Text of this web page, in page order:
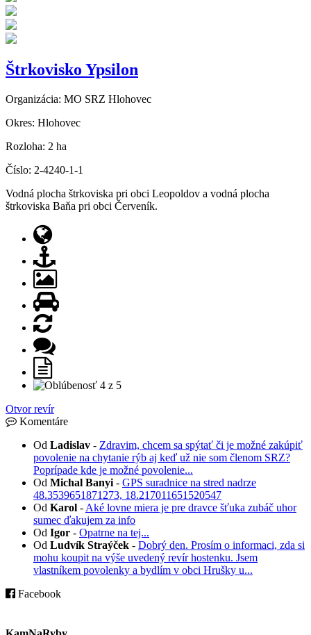
Štrkovisko Ypsilon
Organizácia: MO SRZ Hlohovec
Okres: Hlohovec
Rozloha: 2 ha
Číslo: 2-4240-1-1
Vodná plocha štrkoviska pri obci Leopoldov a vodná plocha
štrkoviska Baňa pri obci Červeník.
Otvor revír
Komentáre
Od Ladislav - Zdravim, chcem sa spýtať či je možné zakúpiť
povolenie na chytanie rýb aj keď už nie som členom SRZ?
Poprípade kde je možné povolenie...
Od Michal Banyi - GPS suradnice na stred nadrze
48.3539651871273, 18.217011651520547
Od Karol - Aké lovne miera je pre dravce šťuka zubáč uhor
sumec ďakujem za info
Od Igor - Opatrne na tej...
Od Ludvík Straýček - Dobrý den. Prosím o informaci, zda si
mohu koupit na výše uvedený revír hostenku. Jsem
vlastníkem povolenky a bydlím v obci Hrušky u...
Facebook